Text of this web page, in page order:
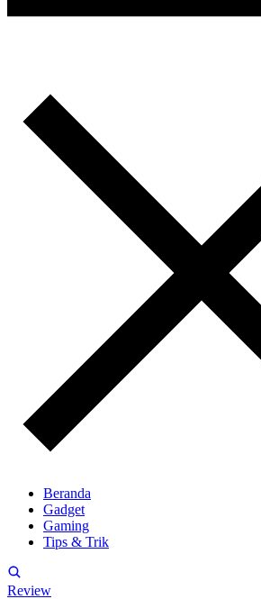
Beranda
Gadget
Gaming
Tips & Trik
Review